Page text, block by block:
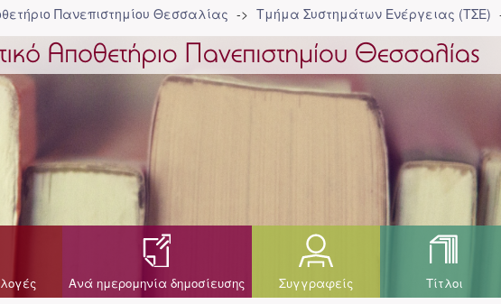
Πανεπιστημίου Θεσσαλίας Τμήμα Συστημάτων Ενέργειας (ΤΣΕ)
Ανά ημερομηνία δημοσίευσης Συγγραφείς Τίτλοι